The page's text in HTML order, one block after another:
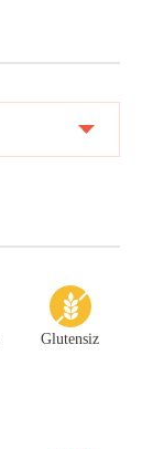
Glutensiz